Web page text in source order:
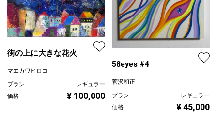
街の上に大きな花火
マエカワヒロコ
プラン
レギュラー
価格
¥ 100,000
58eyes #4
菅沢和正
プラン
レギュラー
価格
¥ 45,000